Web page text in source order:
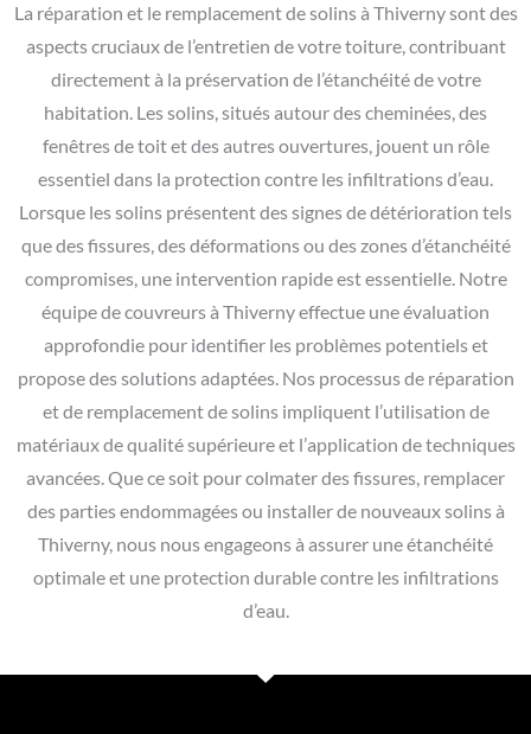
La réparation et le remplacement de solins à Thiverny sont des
aspects cruciaux de l’entretien de votre toiture, contribuant
directement à la préservation de l’étanchéité de votre
habitation. Les solins, situés autour des cheminées, des
fenêtres de toit et des autres ouvertures, jouent un rôle
essentiel dans la protection contre les infiltrations d’eau.
Lorsque les solins présentent des signes de détérioration tels
que des fissures, des déformations ou des zones d’étanchéité
compromises, une intervention rapide est essentielle. Notre
équipe de couvreurs à Thiverny effectue une évaluation
approfondie pour identifier les problèmes potentiels et
propose des solutions adaptées. Nos processus de réparation
et de remplacement de solins impliquent l’utilisation de
matériaux de qualité supérieure et l’application de techniques
avancées. Que ce soit pour colmater des fissures, remplacer
des parties endommagées ou installer de nouveaux solins à
Thiverny, nous nous engageons à assurer une étanchéité
optimale et une protection durable contre les infiltrations
d’eau.